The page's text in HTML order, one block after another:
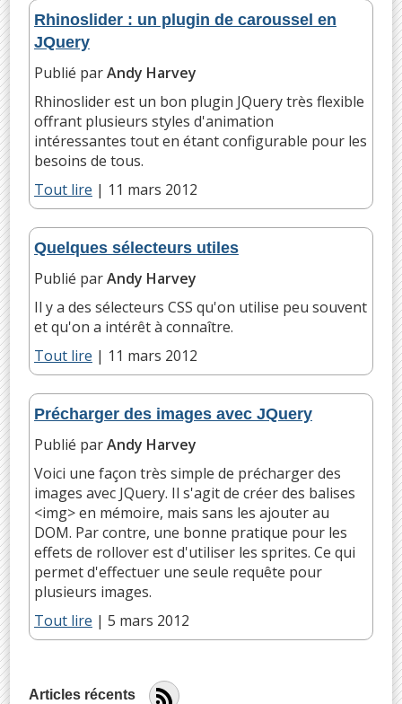
Rhinoslider : un plugin de caroussel en
JQuery
Publié parAndy Harvey
Rhinoslider est un bon plugin JQuery très flexible
offrant plusieurs styles d'animation
intéressantes tout en étant configurable pour les
besoins de tous.
Tout lire | 11 mars 2012
Quelques sélecteurs utiles
Publié parAndy Harvey
Il y a des sélecteurs CSS qu'on utilise peu souvent
et qu'on a intérêt à connaître.
Tout lire | 11 mars 2012
Précharger des images avec JQuery
Publié parAndy Harvey
Voici une façon très simple de précharger des
images avec JQuery. Il s'agit de créer des balises
<img> en mémoire, mais sans les ajouter au
DOM. Par contre, une bonne pratique pour les
effets de rollover est d'utiliser les sprites. Ce qui
permet d'effectuer une seule requête pour
plusieurs images.
Tout lire | 5 mars 2012
Articles récents